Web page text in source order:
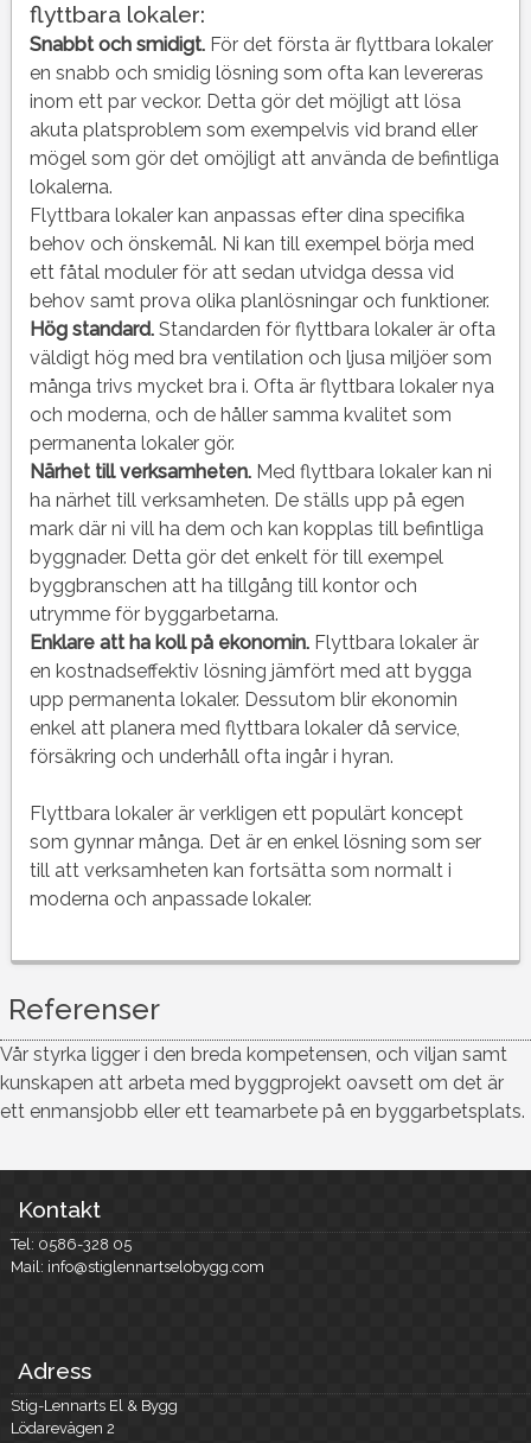
flyttbara lokaler:
Snabbt och smidigt.För det första är flyttbara lokaler
en snabb och smidig lösning som ofta kan levereras
inom ett par veckor. Detta gör det möjligt att lösa
akuta platsproblem som exempelvis vid brand eller
mögel som gör det omöjligt att använda de befintliga
lokalerna.
Flyttbara lokaler kan anpassas efter dina specifika
behov och önskemål. Ni kan till exempel börja med
ett fåtal moduler för att sedan utvidga dessa vid
behov samt prova olika planlösningar och funktioner.
Hög standard.Standarden för flyttbara lokaler är ofta
väldigt hög med bra ventilation och ljusa miljöer som
många trivs mycket bra i. Ofta är flyttbara lokaler nya
och moderna, och de håller samma kvalitet som
permanenta lokaler gör.
Närhet till verksamheten.Med flyttbara lokaler kan ni
ha närhet till verksamheten. De ställs upp på egen
mark där ni vill ha dem och kan kopplas till befintliga
byggnader. Detta gör det enkelt för till exempel
byggbranschen att ha tillgång till kontor och
utrymme för byggarbetarna.
Enklare att ha koll på ekonomin.Flyttbara lokaler är
en kostnadseffektiv lösning jämfört med att bygga
upp permanenta lokaler. Dessutom blir ekonomin
enkel att planera med flyttbara lokaler då service,
försäkring och underhåll ofta ingår i hyran.
Flyttbara lokaler är verkligen ett populärt koncept
som gynnar många. Det är en enkel lösning som ser
till att verksamheten kan fortsätta som normalt i
moderna och anpassade lokaler.
Referenser
Vår styrka ligger i den breda kompetensen, och viljan samt
kunskapen att arbeta med byggprojekt oavsett om det är
ett enmansjobb eller ett teamarbete på en byggarbetsplats.
Kontakt
Tel: 0586-328 05
Mail: info@stiglennartselobygg.com
Adress
Stig-Lennarts El & Bygg
Lödarevägen 2